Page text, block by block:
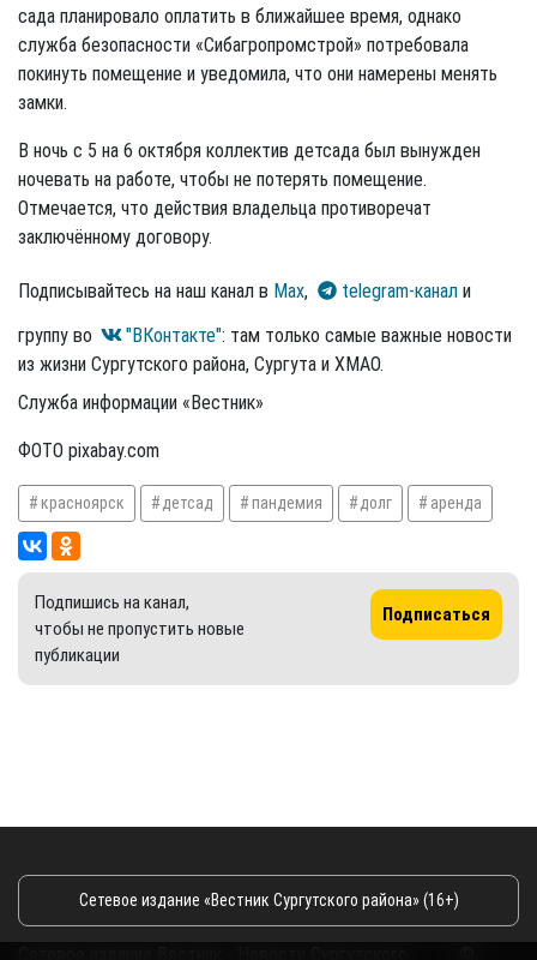
сада планировало оплатить в ближайшее время, однако
служба безопасности «Сибагропромстрой» потребовала
покинуть помещение и уведомила, что они намерены менять
замки.
В ночь с 5 на 6 октября коллектив детсада был вынужден
ночевать на работе, чтобы не потерять помещение.
Отмечается, что действия владельца противоречат
заключённому договору.
Подписывайтесь на наш канал в Max, telegram-канал и
группу во
"ВКонтакте": там только самые важные новости
из жизни Сургутского района, Сургута и ХМАО.
Служба информации «Вестник»
ФОТО pixabay.com
красноярск детсад пандемия долг аренда
Подпишись на канал,
чтобы не пропустить новые
публикации
Подписаться
Сетевое издание «Вестник Сургутского района» (16+)